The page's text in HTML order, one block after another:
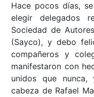
Hace pocos días,
elegir delegados
Sociedad de
(Sayco), y debo
compañeros y
manifestaron con
unidos que
cabeza de Rafael